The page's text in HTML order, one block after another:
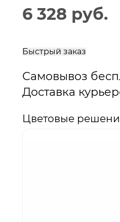
6 328 руб.
Быстрый заказ
Самовывоз
Доставка
Цветовые